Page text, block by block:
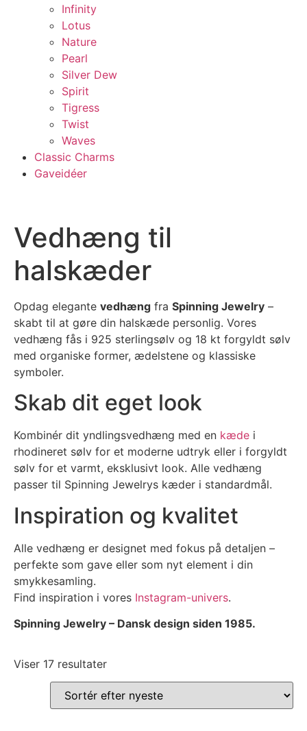
Infinity
Lotus
Nature
Pearl
Silver Dew
Spirit
Tigress
Twist
Waves
Classic Charms
Gaveidéer
Vedhæng til
halskæder
Opdag elegante vedhæng fra Spinning Jewelry –
skabt til at gøre din halskæde personlig. Vores
vedhæng fås i 925 sterlingsølv og 18 kt forgyldt sølv
med organiske former, ædelstene og klassiske
symboler.
Skab dit eget look
Kombinér dit yndlingsvedhæng med en kæde i
rhodineret sølv for et moderne udtryk eller i forgyldt
sølv for et varmt, eksklusivt look. Alle vedhæng
passer til Spinning Jewelrys kæder i standardmål.
Inspiration og kvalitet
Alle vedhæng er designet med fokus på detaljen –
perfekte som gave eller som nyt element i din
smykkesamling.
Find inspiration i vores Instagram-univers.
Spinning Jewelry – Dansk design siden 1985.
Viser 17 resultater